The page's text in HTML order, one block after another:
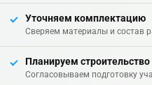
Уточняем комплектацию
Сверяем материалы и состав
Планируем строительство
Согласовываем подготовку